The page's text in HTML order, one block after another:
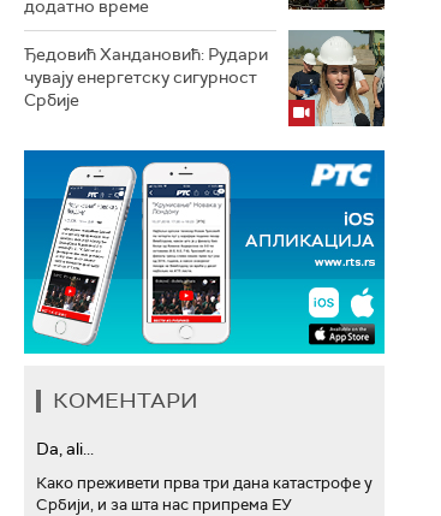
додатно време
Ђедовић Хандановић: Рудари
чувају енергетску сигурност
Србије
КОМЕНТАРИ
Da, ali...
Како преживети прва три дана катастрофе у
Србији, и за шта нас припрема ЕУ